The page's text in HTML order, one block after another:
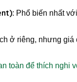
: Phổ biến nhất
ở riêng, nhưng giá
toàn để thích nghi